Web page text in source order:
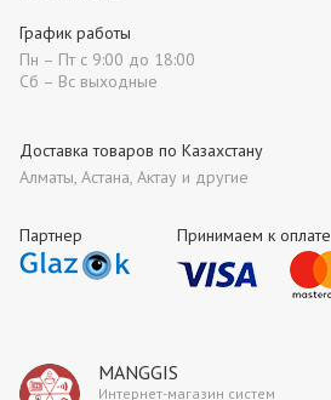
MANGGIS
Интернет-магазин систем
Партнер Принимаем к оплате
Доставка товаров по Казахстану
Алматы, Астана, Актау и другие
График работы
Пн – Пт с 9:00 до 18:00
Сб – Вс выходные